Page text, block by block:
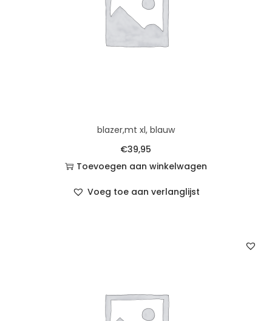
blazer,mt xl, blauw
€39,95
Toevoegen aan winkelwagen
Voeg toe aan verlanglijst